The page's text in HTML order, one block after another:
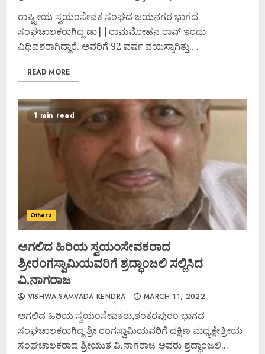
ರಾಷ್ಟ್ರೀಯ ಸ್ವಯಂಸೇವಕ ಸಂಘದ ಜಯನಗರ ಭಾಗದ
ಸಂಘಚಾಲಕರಾಗಿದ್ದ ಡಾ||ರಾಮಮೋಹನ ರಾವ್ ಇಂದು
ವಿಧಿವಶರಾಗಿದ್ದಾರೆ. ಅವರಿಗೆ 92 ವರ್ಷ ವಯಸ್ಸಾಗಿತ್ತು....
READ MORE
1 min read
Others
ಅಗಲಿದ ಹಿರಿಯ ಸ್ವಯಂಸೇವಕರಾದ
ಶ್ರೀರಂಗಸ್ವಾಮಿಯವರಿಗೆ ಶ್ರದ್ಧಾಂಜಲಿ ಸಲ್ಲಿಸಿದ
ವಿ.ನಾಗರಾಜ
VISHWA SAMVADA KENDRA MARCH 11, 2022
ಅಗಲಿದ ಹಿರಿಯ ಸ್ವಯಂಸೇವಕರು,ಶಂಕರಪುರಂ ಭಾಗದ
ಸಂಘಚಾಲಕರಾಗಿದ್ದ ಶ್ರೀ ರಂಗಸ್ವಾಮಿಯವರಿಗೆ ದಕ್ಷಿಣ ಮಧ್ಯಕ್ಷೇತ್ರೀಯ
ಸಂಘಚಾಲಕರಾದ ಶ್ರೀಯುತ ವಿ.ನಾಗರಾಜ ಅವರು ಶ್ರದ್ಧಾಂಜಲಿ...